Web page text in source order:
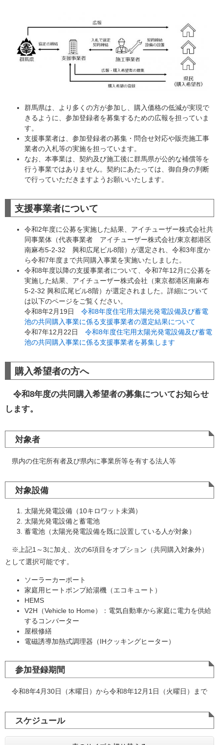
群馬県は、より多くの方が参加し、購入価格の低減が実現で
きるように、参加登録者を募集するための広報を担っていま
す。
支援事業者は、参加登録者の募集・問合せ対応や販売施工事
業者の入札等の実施を担っています。
なお、本事業は、契約及び施工後に群馬県が公的な補償等を
行う事業ではありません。契約にあたっては、御自身の判断
で行っていただきますようお願いいたします。
支援事業者について
令和2年度に公募を実施した結果、アイチューザー株式会社共
同事業体（代表事業者 アイチューザー株式会社/東京都港区
南麻布5-2-32 興和広尾ビル8階）が選定され、令和3年度か
ら令和7年度まで共同購入事業を実施いたしました。
令和8年度以降の支援事業者について、令和7年12月に公募を
実施した結果、アイチューザー株式会社（東京都港区南麻布
5-2-32 興和広尾ビル8階）が選定されました。詳細について
は以下のページをご覧ください。
令和8年2月19日 令和8年度住宅用太陽光発電設備及び蓄電
池の共同購入事業に係る支援事業者の選定結果について
令和7年12月22日 令和8年度住宅用太陽光発電設備及び蓄電
池の共同購入事業に係る支援事業者を募集します
購入希望者の方へ
令和8年度の共同購入希望者の募集についてお知らせ
します。
対象者
県内の住宅所有者及び県内に事業所等を有する法人等
対象設備
太陽光発電設備（10キロワット未満）
太陽光発電設備と蓄電池
蓄電池（太陽光発電設備を既に設置している人が対象）
※上記1～3に加え、次の6項目をオプション（共同購入対象外）
として選択可能です。
ソーラーカーポート
家庭用ヒートポンプ給湯機（エコキュート）
HEMS
V2H（Vehicle to Home）：電気自動車から家庭に電力を供給
するコンバーター
屋根修繕
電磁誘導加熱式調理器（IHクッキングヒーター）
参加登録期間
令和8年4月30日（木曜日）から令和8年12月1日（火曜日）まで
スケジュール